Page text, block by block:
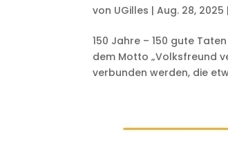
von UGilles |Aug. 28, 2025
150 Jahre – 150 gute
dem Motto „Volksfreund
verbunden werden, die